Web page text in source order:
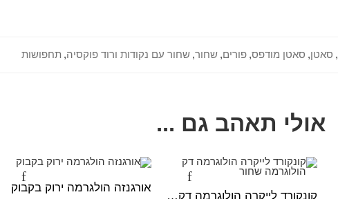
, סאטן, סאטן מודפס, פורים, שחור, שחור עם נקודות ורוד פוקסיה, תחפושות
אולי תאהב גם ...
קונקורד לייקרה הולוגרמה דק הולוגרמה שחור
אורגנזה הולגרמה ירוק בקבוק